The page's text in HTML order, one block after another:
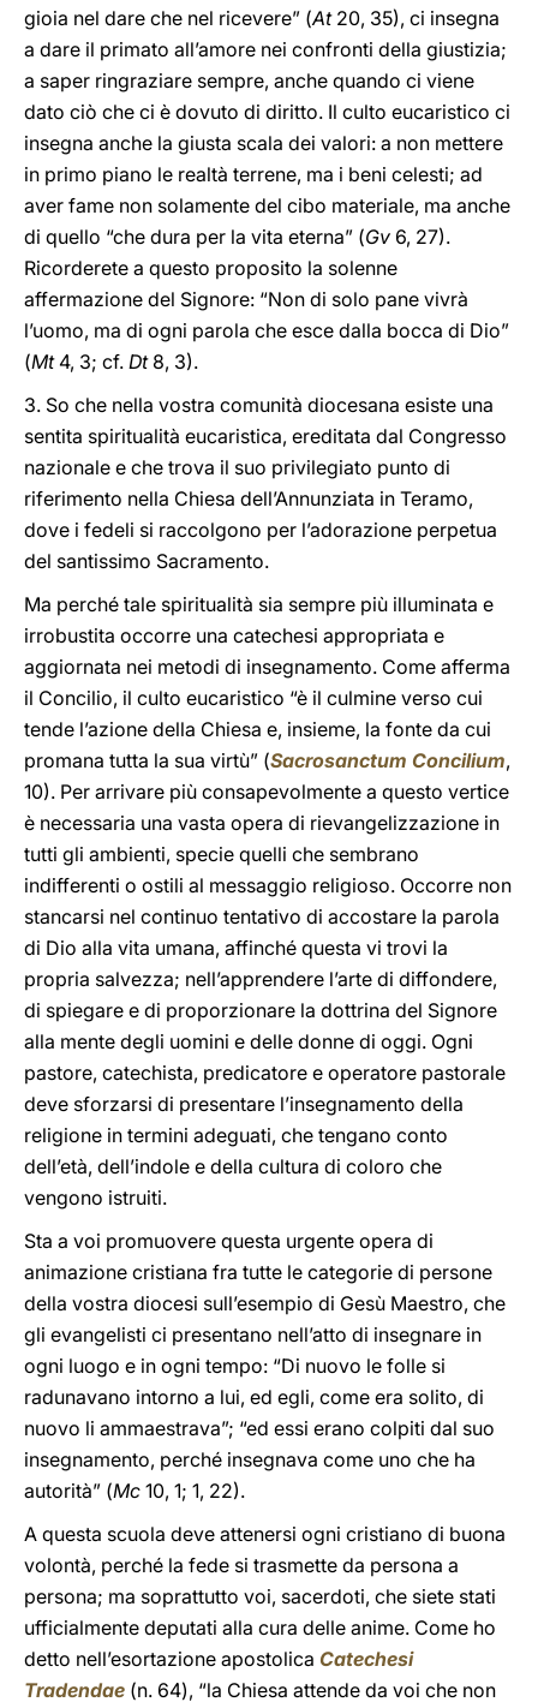
gioia nel dare che nel ricevere” (At20, 35), ci insegna
a dare il primato all’amore nei confronti della giustizia;
a saper ringraziare sempre, anche quando ci viene
dato ciò che ci è dovuto di diritto. Il culto eucaristico ci
insegna anche la giusta scala dei valori: a non mettere
in primo piano le realtà terrene, ma i beni celesti; ad
aver fame non solamente del cibo materiale, ma anche
di quello “che dura per la vita eterna” (Gv 6, 27).
Ricorderete a questo proposito la solenne
affermazione del Signore: “Non di solo pane vivrà
l’uomo, ma di ogni parola che esce dalla bocca di Dio”
(Mt4, 3; cf. Dt8, 3).
3. So che nella vostra comunità diocesana esiste una
sentita spiritualità eucaristica, ereditata dal Congresso
nazionale e che trova il suo privilegiato punto di
riferimento nella Chiesa dell’Annunziata in Teramo,
dove i fedeli si raccolgono per l’adorazione perpetua
del santissimo Sacramento.
Ma perché tale spiritualità sia sempre più illuminata e
irrobustita occorre una catechesi appropriata e
aggiornata nei metodi di insegnamento. Come afferma
il Concilio, il culto eucaristico “è il culmine verso cui
tende l’azione della Chiesa e, insieme, la fonte da cui
promana tutta la sua virtù” (Sacrosanctum Concilium,
10). Per arrivare più consapevolmente a questo vertice
è necessaria una vasta opera di rievangelizzazione in
tutti gli ambienti, specie quelli che sembrano
indifferenti o ostili al messaggio religioso. Occorre non
stancarsi nel continuo tentativo di accostare la parola
di Dio alla vita umana, affinché questa vi trovi la
propria salvezza; nell’apprendere l’arte di diffondere,
di spiegare e di proporzionare la dottrina del Signore
alla mente degli uomini e delle donne di oggi. Ogni
pastore, catechista, predicatore e operatore pastorale
deve sforzarsi di presentare l’insegnamento della
religione in termini adeguati, che tengano conto
dell’età, dell’indole e della cultura di coloro che
vengono istruiti.
Sta a voi promuovere questa urgente opera di
animazione cristiana fra tutte le categorie di persone
della vostra diocesi sull’esempio di Gesù Maestro, che
gli evangelisti ci presentano nell’atto di insegnare in
ogni luogo e in ogni tempo: “Di nuovo le folle si
radunavano intorno a lui, ed egli, come era solito, di
nuovo li ammaestrava”; “ed essi erano colpiti dal suo
insegnamento, perché insegnava come uno che ha
autorità” (Mc 10, 1; 1, 22).
A questa scuola deve attenersi ogni cristiano di buona
volontà, perché la fede si trasmette da persona a
persona; ma soprattutto voi, sacerdoti, che siete stati
ufficialmente deputati alla cura delle anime. Come ho
detto nell’esortazione apostolica Catechesi
Tradendae (n. 64), “la Chiesa attende da voi che non